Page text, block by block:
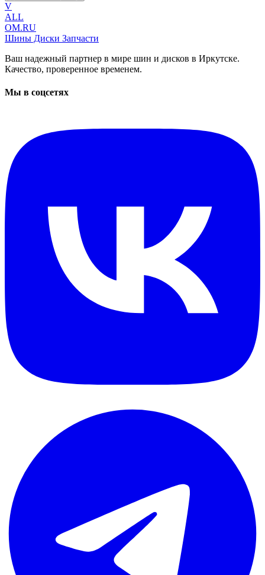
V
ALL
OM.RU
Шины Диски Запчасти
Ваш надежный партнер в мире шин и дисков в Иркутске.
Качество, проверенное временем.
Мы в соцсетях